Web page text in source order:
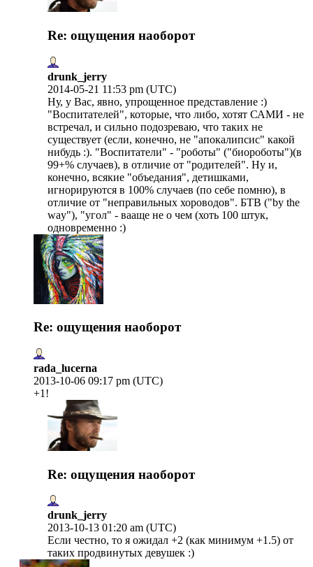
Re: ощущения наоборот
drunk_jerry
2014-05-21 11:53 pm (UTC)
Ну, у Вас, явно, упрощенное представление :)
"Воспитателей", которые, что либо, хотят САМИ - не
встречал, и сильно подозреваю, что таких не
существует (если, конечно, не "апокалипсис" какой
нибудь :). "Воспитатели" - "роботы" ("биороботы")(в
99+% случаев), в отличие от "родителей". Ну и,
конечно, всякие "объедания", детишками,
игнорируются в 100% случаев (по себе помню), в
отличие от "неправильных хороводов". БТВ ("by the
way"), "угол" - вааще не о чем (хоть 100 штук,
одновременно :)
Re: ощущения наоборот
rada_lucerna
2013-10-06 09:17 pm (UTC)
+1!
Re: ощущения наоборот
drunk_jerry
2013-10-13 01:20 am (UTC)
Если честно, то я ожидал +2 (как минимум +1.5) от
таких продвинутых девушек :)